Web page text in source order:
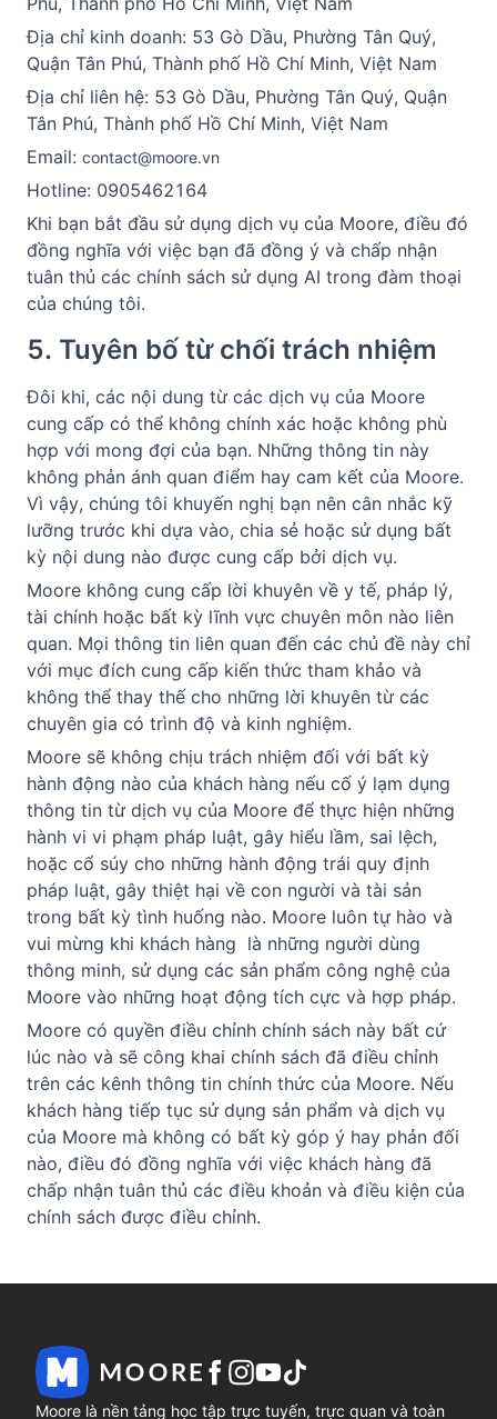
Địa chỉ kinh doanh: 53 Gò Dầu, Phường Tân Quý,
Quận Tân Phú, Thành phố Hồ Chí Minh, Việt Nam
Địa chỉ liên hệ: 53 Gò Dầu, Phường Tân Quý, Quận
Tân Phú, Thành phố Hồ Chí Minh, Việt Nam
Email: contact@moore.vn
Hotline: 0905462164
Khi bạn bắt đầu sử dụng dịch vụ của Moore, điều đó
đồng nghĩa với việc bạn đã đồng ý và chấp nhận
tuân thủ các chính sách sử dụng AI trong đàm thoại
của chúng tôi.
5. Tuyên bố từ chối trách nhiệm
Đôi khi, các nội dung từ các dịch vụ của Moore
cung cấp có thể không chính xác hoặc không phù
hợp với mong đợi của bạn. Những thông tin này
không phản ánh quan điểm hay cam kết của Moore.
Vì vậy, chúng tôi khuyến nghị bạn nên cân nhắc kỹ
lưỡng trước khi dựa vào, chia sẻ hoặc sử dụng bất
kỳ nội dung nào được cung cấp bởi dịch vụ.
Moore không cung cấp lời khuyên về y tế, pháp lý,
tài chính hoặc bất kỳ lĩnh vực chuyên môn nào liên
quan. Mọi thông tin liên quan đến các chủ đề này chỉ
với mục đích cung cấp kiến thức tham khảo và
không thể thay thế cho những lời khuyên từ các
chuyên gia có trình độ và kinh nghiệm.
Moore sẽ không chịu trách nhiệm đối với bất kỳ
hành động nào của khách hàng nếu cố ý lạm dụng
thông tin từ dịch vụ của Moore để thực hiện những
hành vi vi phạm pháp luật, gây hiểu lầm, sai lệch,
hoặc cổ súy cho những hành động trái quy định
pháp luật, gây thiệt hại về con người và tài sản
trong bất kỳ tình huống nào. Moore luôn tự hào và
vui mừng khi khách hàng  là những người dùng
thông minh, sử dụng các sản phẩm công nghệ của
Moore vào những hoạt động tích cực và hợp pháp.
Moore có quyền điều chỉnh chính sách này bất cứ
lúc nào và sẽ công khai chính sách đã điều chỉnh
trên các kênh thông tin chính thức của Moore. Nếu
khách hàng tiếp tục sử dụng sản phẩm và dịch vụ
của Moore mà không có bất kỳ góp ý hay phản đối
nào, điều đó đồng nghĩa với việc khách hàng đã
chấp nhận tuân thủ các điều khoản và điều kiện của
chính sách được điều chỉnh.
Moore là nền tảng học tập trực tuyến, trực quan và toàn